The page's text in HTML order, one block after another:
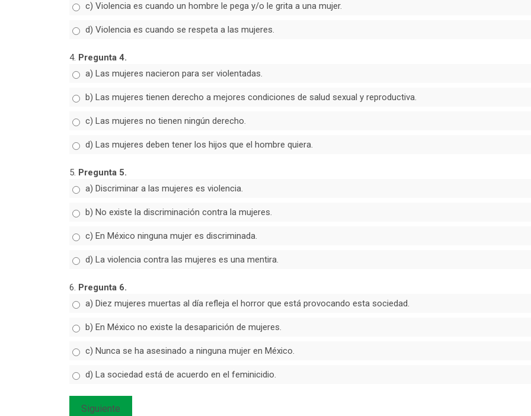
c) Violencia es cuando un hombre le pega y/o le grita a una mujer.
d) Violencia es cuando se respeta a las mujeres.
4. Pregunta 4.
a) Las mujeres nacieron para ser violentadas.
b) Las mujeres tienen derecho a mejores condiciones de salud sexual y reproductiva.
c) Las mujeres no tienen ningún derecho.
d) Las mujeres deben tener los hijos que el hombre quiera.
5. Pregunta 5.
a) Discriminar a las mujeres es violencia.
b) No existe la discriminación contra la mujeres.
c) En México ninguna mujer es discriminada.
d) La violencia contra las mujeres es una mentira.
6. Pregunta 6.
a) Diez mujeres muertas al día refleja el horror que está provocando esta sociedad.
b) En México no existe la desaparición de mujeres.
c) Nunca se ha asesinado a ninguna mujer en México.
d) La sociedad está de acuerdo en el feminicidio.
Siguiente